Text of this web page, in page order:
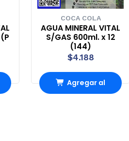
COCA COLA
AGUA MINERAL VITAL
S/GAS 600ml. x 12
(144)
$4.188
Agregar al